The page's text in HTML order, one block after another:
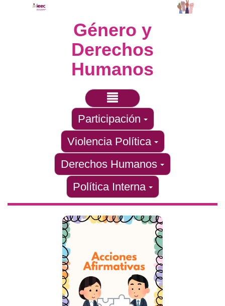
Género y
Derechos
Humanos
Participación
Violencia Política
Derechos Humanos
Política Interna